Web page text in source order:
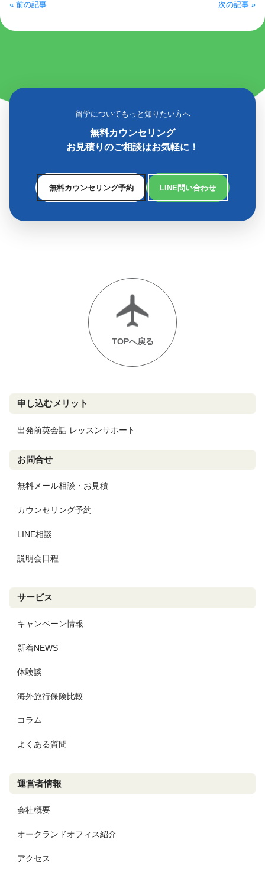
« 前の記事 次の記事 »
留学についてもっと知りたい方へ
無料カウンセリング
お見積りのご相談はお気軽に！
無料カウンセリング予約 LINE問い合わせ
TOPへ戻る
申し込むメリット
出発前英会話 レッスンサポート
お問合せ
無料メール相談・お見積
カウンセリング予約
LINE相談
説明会日程
サービス
キャンペーン情報
新着NEWS
体験談
海外旅行保険比較
コラム
よくある質問
運営者情報
会社概要
オークランドオフィス紹介
アクセス